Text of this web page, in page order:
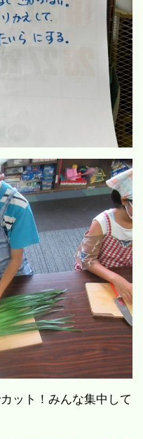
ット！みんな集中して